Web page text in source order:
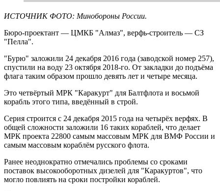
ИСТОЧНИК ФОТО: Минобороны России.
Бюро-проектант — ЦМКБ "Алмаз", верфь-строитель — СЗ
"Пелла".
"Бурю" заложили 24 декабря 2016 года (заводской номер 257),
спустили на воду 23 октября 2018-го. От закладки до подъёма
флага таким образом прошло девять лет и четыре месяца.
Это четвёртый МРК "Каракурт" для Балтфлота и восьмой
корабль этого типа, введённый в строй.
Серия строится с 24 декабря 2015 года на четырёх верфях. В
общей сложности заложили 16 таких кораблей, что делает
МРК проекта 22800 самым массовым МРК для ВМФ России и
самым массовым кораблём русского флота.
Ранее неоднократно отмечались проблемы со сроками
поставок высокооборотных дизелей для "Каракуртов", что
могло повлиять на сроки постройки кораблей.